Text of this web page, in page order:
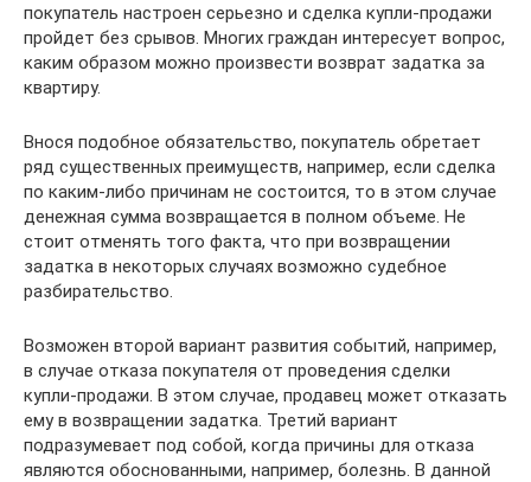
покупатель настроен серьезно и сделка купли-продажи
пройдет без срывов. Многих граждан интересует вопрос,
каким образом можно произвести возврат задатка за
квартиру.
Внося подобное обязательство, покупатель обретает
ряд существенных преимуществ, например, если сделка
по каким-либо причинам не состоится, то в этом случае
денежная сумма возвращается в полном объеме. Не
стоит отменять того факта, что при возвращении
задатка в некоторых случаях возможно судебное
разбирательство.
Возможен второй вариант развития событий, например,
в случае отказа покупателя от проведения сделки
купли-продажи. В этом случае, продавец может отказать
ему в возвращении задатка. Третий вариант
подразумевает под собой, когда причины для отказа
являются обоснованными, например, болезнь. В данной